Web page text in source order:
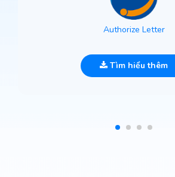
Authorize Letter
Tìm hiểu thêm